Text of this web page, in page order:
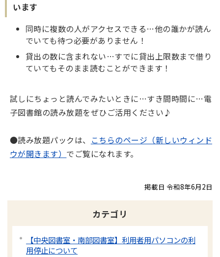
います
同時に複数の人がアクセスできる…他の誰かが読ん
でいても待つ必要がありません！
貸出の数に含まれない…すでに貸出上限数まで借り
ていてもそのまま読むことができます！
試しにちょっと読んでみたいときに…すき間時間に…電
子図書館の読み放題をぜひご活用ください♪
●読み放題パックは、 こちらのページ（新しいウィンド
ウが開きます） でご覧になれます。
掲載日 令和8年6月2日
カテゴリ
【中央図書室・南部図書室】利用者用パソコンの利
用停止について